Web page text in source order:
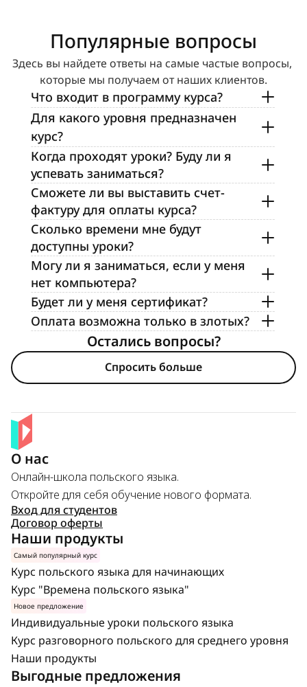
Популярные вопросы
Здесь вы найдете ответы на самые частые вопросы,
которые мы получаем от наших клиентов.
Что входит в программу курса?
Для какого уровня предназначен
курс?
Когда проходят уроки? Буду ли я
успевать заниматься?
Сможете ли вы выставить счет-
фактуру для оплаты курса?
Сколько времени мне будут
доступны уроки?
Могу ли я заниматься, если у меня
нет компьютера?
Будет ли у меня сертификат?
Оплата возможна только в злотых?
Остались вопросы?
Спросить больше
О нас
Онлайн-школа польского языка.
Откройте для себя обучение нового формата.
Наши продукты
Самый популярный курс
Курс польского языка для начинающих
Курс "Времена польского языка"
Новое предложение
Индивидуальные уроки польского языка
Курс разговорного польского для среднего уровня
Наши продукты
Выгодные предложения
Договор оферты
Вход для студентов